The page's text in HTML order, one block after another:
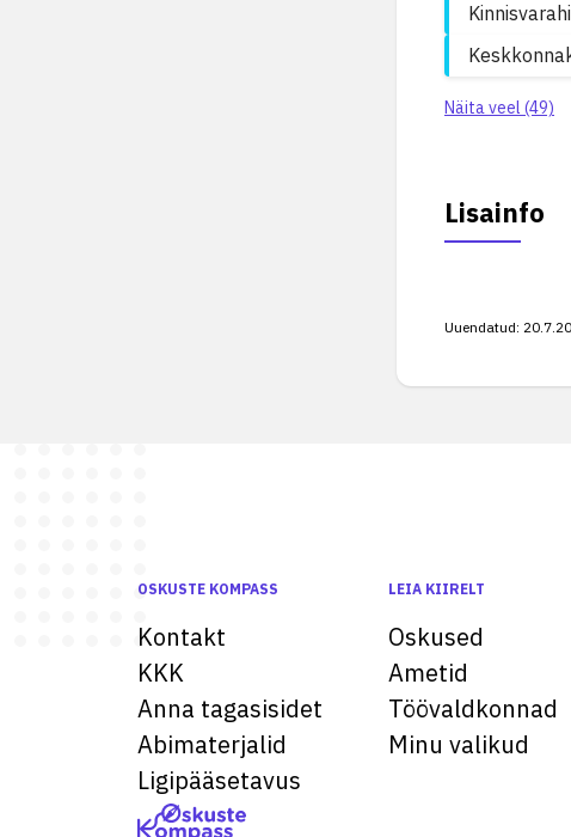
Näita veel (49)
Lisainfo
Uuendatud:
OSKUSTE KOMPASS
Kontakt
KKK
Anna tagasisidet
Abimaterjalid
Ligipääsetavus
LEIA KIIRELT
Oskused
Ametid
Töövaldkonnad
Minu valikud